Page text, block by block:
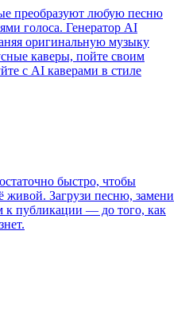
преобразуют любую песню
голоса. Генератор AI
оригинальную музыку
каверы, пойте своим
с AI каверами в стиле
быстро, чтобы
живой. Загрузи песню, замени
к публикации — до того, как